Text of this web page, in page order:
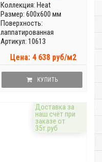
Коллекция: Heat
Размер: 600x600 мм
Поверхность:
лаппатированная
Артикул: 10613
Цена: 4 638 руб/м2
КУПИТЬ
Доставка за
наш счёт при
заказе от
35т.руб